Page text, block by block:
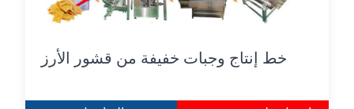
خط إنتاج وجبات خفيفة من قشور الأرز